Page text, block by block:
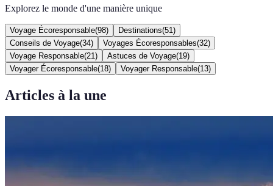
Explorez le monde d'une manière unique
Voyage Écoresponsable(98) Destinations(51 )
Conseils de Voyage(34) Voyages Écoresponsables(32)
Voyage Responsable(21 ) Astuces de Voyage(19)
Voyager Écoresponsable(18) Voyager Responsable(13)
Articles à la une